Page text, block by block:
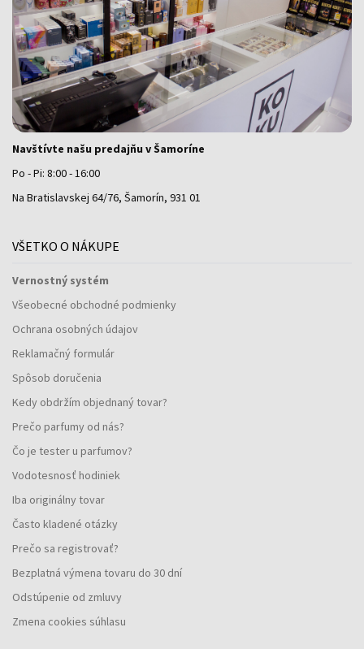
Navštívte našu predajňu v Šamoríne
Po - Pi: 8:00 - 16:00
Na Bratislavskej 64/76, Šamorín, 931 01
VŠETKO O NÁKUPE
Vernostný systém
Všeobecné obchodné podmienky
Ochrana osobných údajov
Reklamačný formulár
Spôsob doručenia
Kedy obdržím objednaný tovar?
Prečo parfumy od nás?
Čo je tester u parfumov?
Vodotesnosť hodiniek
Iba originálny tovar
Často kladené otázky
Prečo sa registrovať?
Bezplatná výmena tovaru do 30 dní
Odstúpenie od zmluvy
Zmena cookies súhlasu